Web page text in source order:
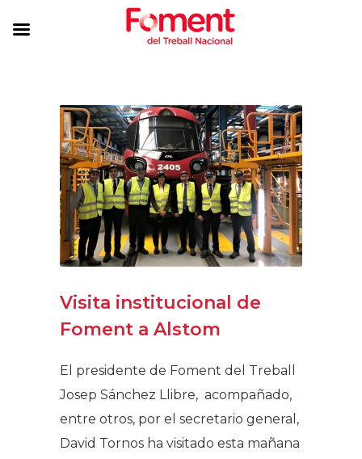
Visita institucional de
Foment a Alstom
El presidente de Foment del Treball
Josep Sánchez Llibre, acompañado,
entre otros, por el secretario general,
David Tornos ha visitado esta mañana